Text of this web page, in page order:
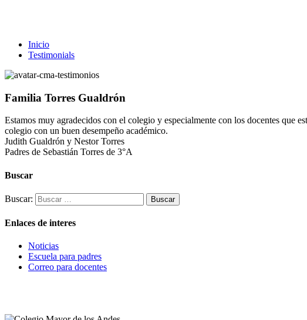
Inicio
Testimonials
Familia Torres Gualdrón
Estamos muy agradecidos con el colegio y especialmente con los docentes que
colegio con un buen desempeño académico.
Judith Gualdrón y Nestor Torres
Padres de Sebastián Torres de 3°A
Buscar
Buscar:
Enlaces de interes
Noticias
Escuela para padres
Correo para docentes